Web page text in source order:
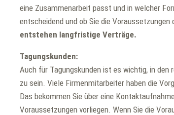
eine Zusammenarbeit passt und in welcher
entscheidend und ob Sie die Voraussetzungen
entstehen langfristige Verträge.
Tagungskunden:
Auch für Tagungskunden ist es wichtig, in
zu sein. Viele Firmenmitarbeiter haben die
Das bekommen Sie über eine
Voraussetzungen vorliegen. Wenn Sie die